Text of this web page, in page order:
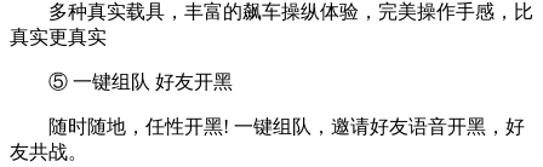
多种真实载具，丰富的飙车操纵体验，完美操作手感，比
真实更真实
⑤ 一键组队 好友开黑
随时随地，任性开黑! 一键组队，邀请好友语音开黑，好
友共战。